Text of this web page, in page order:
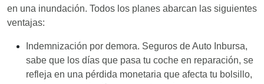
en una inundación. Todos los planes abarcan las siguientes
ventajas:
Indemnización por demora. Seguros de Auto Inbursa,
sabe que los días que pasa tu coche en reparación, se
refleja en una pérdida monetaria que afecta tu bolsillo,